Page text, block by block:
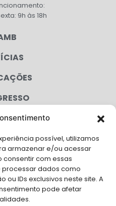
possível, utilizamos
armazenar e/ou acessar
consentir com essas
dados como
IDs exclusivos neste site. A
pode afetar
9h às 18h